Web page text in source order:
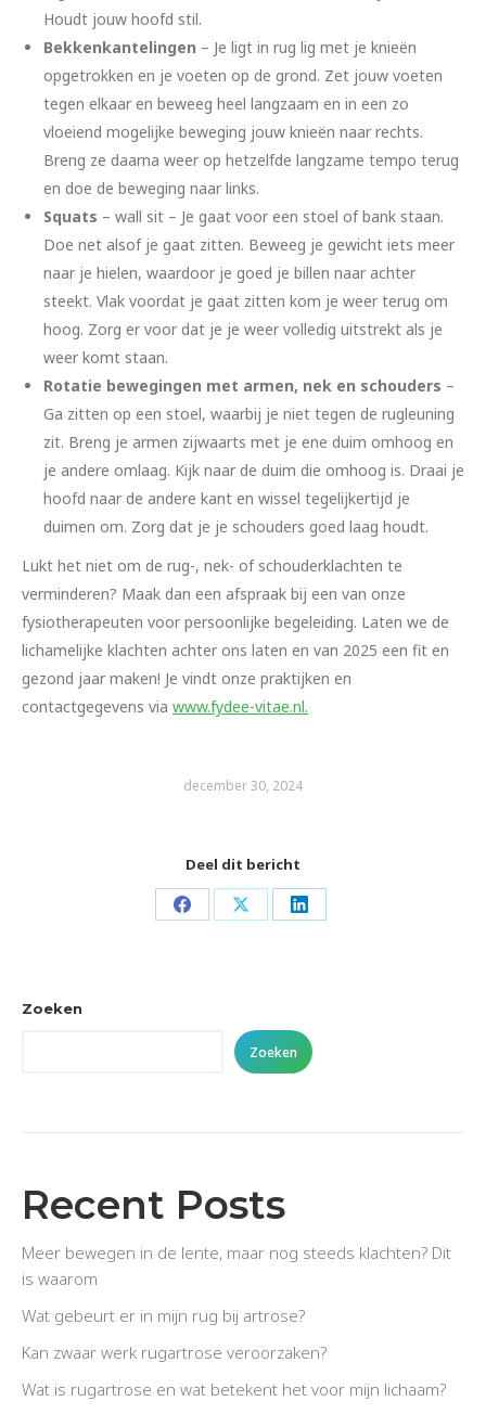
Houdt jouw hoofd stil.
Bekkenkantelingen – Je ligt in rug lig met je knieën
opgetrokken en je voeten op de grond. Zet jouw voeten
tegen elkaar en beweeg heel langzaam en in een zo
vloeiend mogelijke beweging jouw knieën naar rechts.
Breng ze daarna weer op hetzelfde langzame tempo terug
en doe de beweging naar links.
Squats – wall sit – Je gaat voor een stoel of bank staan.
Doe net alsof je gaat zitten. Beweeg je gewicht iets meer
naar je hielen, waardoor je goed je billen naar achter
steekt. Vlak voordat je gaat zitten kom je weer terug om
hoog. Zorg er voor dat je je weer volledig uitstrekt als je
weer komt staan.
Rotatie bewegingen met armen, nek en schouders –
Ga zitten op een stoel, waarbij je niet tegen de rugleuning
zit. Breng je armen zijwaarts met je ene duim omhoog en
je andere omlaag. Kijk naar de duim die omhoog is. Draai je
hoofd naar de andere kant en wissel tegelijkertijd je
duimen om. Zorg dat je je schouders goed laag houdt.
Lukt het niet om de rug-, nek- of schouderklachten te
verminderen? Maak dan een afspraak bij een van onze
fysiotherapeuten voor persoonlijke begeleiding. Laten we de
lichamelijke klachten achter ons laten en van 2025 een fit en
gezond jaar maken! Je vindt onze praktijken en
contactgegevens via www.fydee-vitae.nl.
december 30, 2024
Deel dit bericht
Share Share Share
Zoeken
Zoeken
Recent Posts
Meer bewegen in de lente, maar nog steeds klachten? Dit
is waarom
Wat gebeurt er in mijn rug bij artrose?
Kan zwaar werk rugartrose veroorzaken?
Wat is rugartrose en wat betekent het voor mijn lichaam?